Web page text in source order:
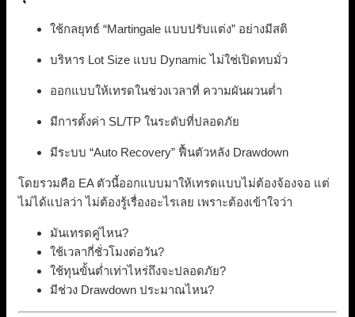
ใช้กลยุทธ์ “Martingale แบบปรับแต่ง” อย่างมีสติ
บริหาร Lot Size แบบ Dynamic ไม่ใช่เปิดทบมั่ว
ออกแบบให้เทรดในช่วงเวลาที่ ความผันผวนต่ำ
มีการตั้งค่า SL/TP ในระดับที่ปลอดภัย
มีระบบ “Auto Recovery” ฟื้นตัวหลัง Drawdown
โดยรวมคือ EA ตัวนี้ออกแบบมาให้เทรดแบบไม่ต้องจ้องจอ แต่
ไม่ได้แปลว่า ไม่ต้องรู้เรื่องอะไรเลย เพราะต้องเข้าใจว่า
มันเทรดคู่ไหน?
ใช้เวลากี่ชั่วโมงต่อวัน?
ใช้ทุนขั้นต่ำเท่าไหร่ถึงจะปลอดภัย?
มีช่วง Drawdown ประมาณไหน?